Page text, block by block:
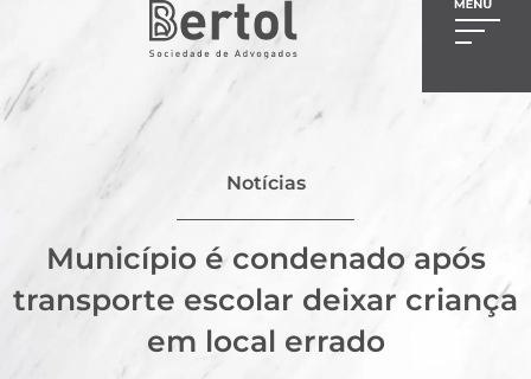
Notícias
Município é condenado após
transporte escolar deixar criança
em local errado